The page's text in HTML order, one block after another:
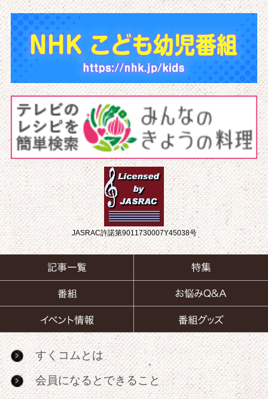
JASRAC許諾第9011730007Y45038号
すくコムとは
会員になるとできること